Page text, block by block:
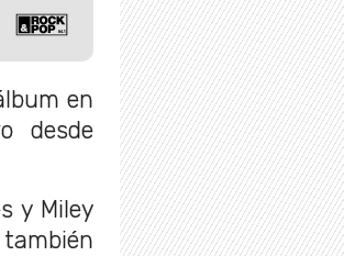
en
desde
y Miley